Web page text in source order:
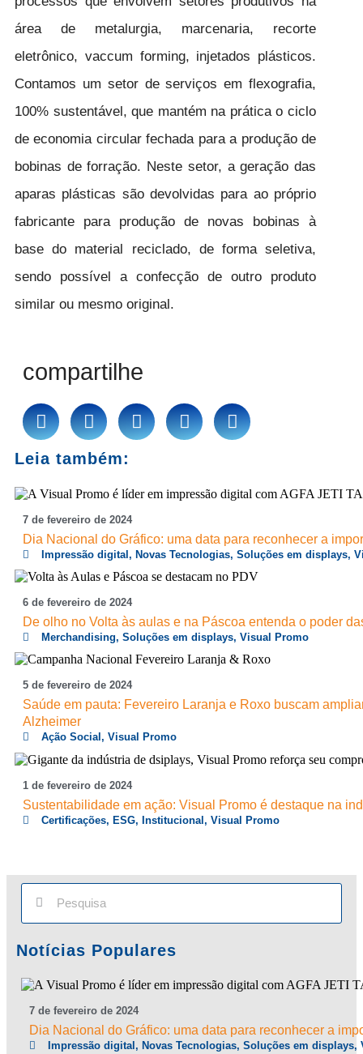
área de metalurgia, marcenaria, recorte
eletrônico, vaccum forming, injetados plásticos.
Contamos um setor de serviços em flexografia,
100% sustentável, que mantém na prática o ciclo
de economia circular fechada para a produção de
bobinas de forração. Neste setor, a geração das
aparas plásticas são devolvidas para ao próprio
fabricante para produção de novas bobinas à
base do material reciclado, de forma seletiva,
sendo possível a confecção de outro produto
similar ou mesmo original.
compartilhe
Leia também:
7 de fevereiro de 2024
Dia Nacional do Gráfico: uma data para reconhecer a
Impressão digital, Novas Tecnologias, Soluções em displays,
6 de fevereiro de 2024
De olho no Volta às aulas e na Páscoa entenda o poder
Merchandising, Soluções em displays, Visual Promo
5 de fevereiro de 2024
Saúde em pauta: Fevereiro Laranja e Roxo buscam
Alzheimer
Ação Social , Visual Promo
1 de fevereiro de 2024
Sustentabilidade em ação: Visual Promo é destaque na
Certificações, ESG, Institucional, Visual Promo
Notícias Populares
7 de fevereiro de 2024
Dia Nacional do Gráfico: uma data para reconhecer a
Impressão digital , Novas Tecnologias,Soluções em displays,